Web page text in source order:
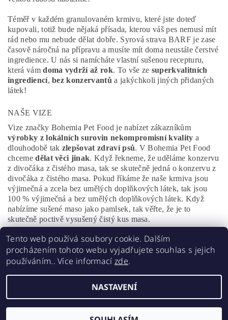
Téměř v každém granulovaném krmivu, které jste doteď
kupovali, totiž bude nějaká přísada, kterou váš pes nemusí mít
rád nebo mu nebude dělat dobře. Syrová strava BARF je zase
časově náročná na přípravu a musíte mít doma neustále čerstvé
ingredience. U nás si namícháte vlastní sušenou recepturu,
která vámdoma vydrží až rok. To vše ze superkvalitních
ingrediencí,bez konzervantů a jakýchkoli jiných přidaných
látek!
NAŠE VIZE
Vize značky Bohemia Pet Food je nabízet zákazníkům
výrobky z lokálních surovin nekompromisní kvality a
dlouhodobě tak zlepšovat zdraví psů. V Bohemia Pet Food
chcemedělat věci jinak. Když řekneme, že uděláme konzervu
z divočáka z čistého masa, tak se skutečně jedná o konzervu z
divočáka z čistého masa. Pokud říkáme že naše krmiva jsou
výjimečná a zcela bez umělých doplňkových látek, tak jsou
100 % výjimečná a bez umělých doplňkových látek. Když
nabízíme sušené maso jako pamlsek, tak věřte, že je to
skutečně poctivě vysušený čistý kus masa.
MaMiPa
2026 ©CHIPET.CZ, všechna práva vyhrazena
Vytvořil Shoptet
Tento web používá soubory cookie. Dalším
procházením tohoto webu vyjadřujete souhlas s jejich
používáním.. Více informací zde.
NASTAVENÍ